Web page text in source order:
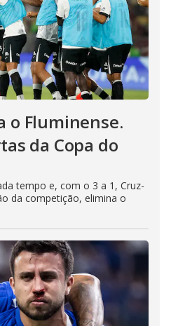
o Fluminense.
da Copa do
tempo e, com o 3 a 1, Cruz-
da competição, elimina o